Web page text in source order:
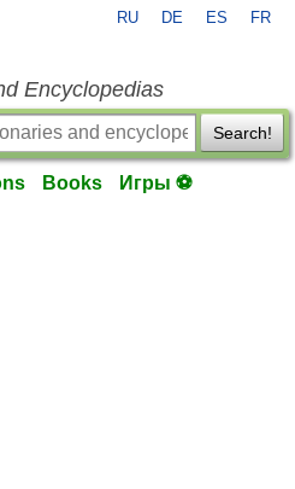
RU DE ES FR
Encyclopedias
Search!
Books Игры ⚽